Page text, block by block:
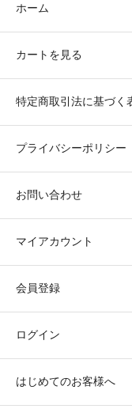
ホーム
カートを見る
特定商取引法に基づく
プライバシーポリシー
お問い合わせ
マイアカウント
会員登録
ログイン
はじめてのお客様へ